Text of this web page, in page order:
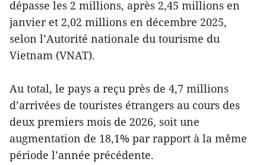
dépasse les 2 millions, après 2,45 millions en
janvier et 2,02 millions en décembre 2025,
selon l’Autorité nationale du tourisme du
Vietnam (VNAT).
Au total, le pays a reçu près de 4,7 millions
d’arrivées de touristes étrangers au cours des
deux premiers mois de 2026, soit une
augmentation de 18,1% par rapport à la même
période l’année précédente.